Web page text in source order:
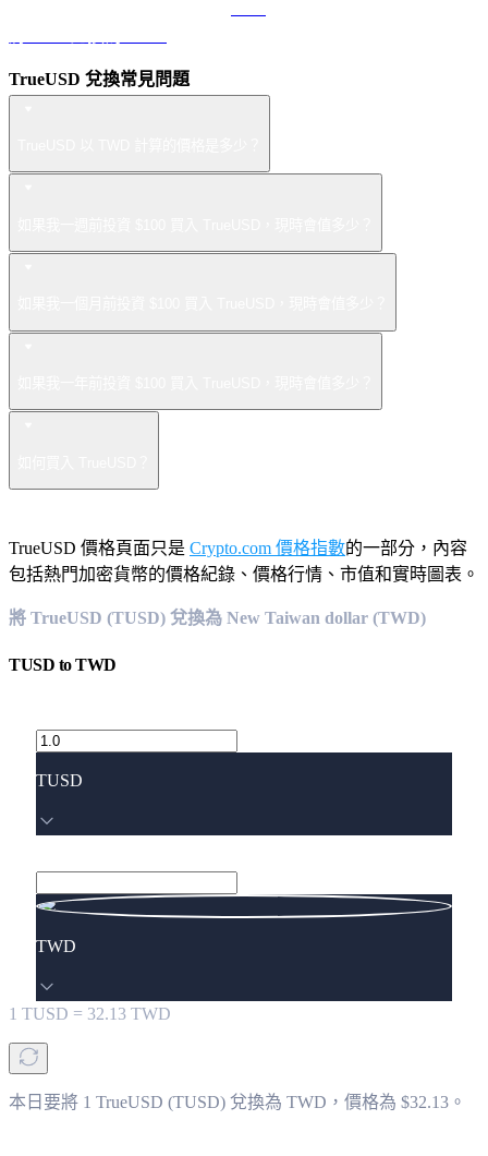
TrueUSD 兌換常見問題
TrueUSD 價格頁面只是 Crypto.com 價格指數的一部分，內容
包括熱門加密貨幣的價格紀錄、價格行情、市值和實時圖表。
將 TrueUSD (TUSD) 兌換為 New Taiwan dollar (TWD)
TUSD toTWD
TUSD
TWD
1 TUSD = 32.13 TWD
本日要將 1 TrueUSD (TUSD) 兌換為 TWD，價格為 $32.13。